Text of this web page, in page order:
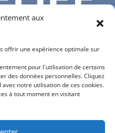
aux
offrir une expérience optimale sur
pour l'utilisation de certains
des données personnelles. Cliquez
notre utilisation de ces cookies.
à tout moment en visitant